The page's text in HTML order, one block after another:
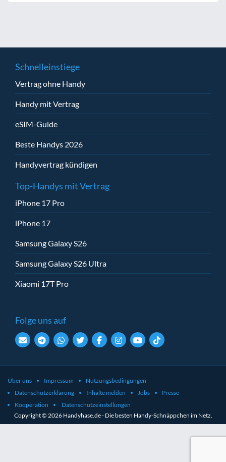
Schnelleinstiege
Vertrag ohne Handy
Handy mit Vertrag
eSIM-Guide
Beste Handys 2026
Handyvertrag kündigen
Top-Handys mit Vertrag
iPhone 17 Pro
iPhone 17
Samsung Galaxy S26
Samsung Galaxy S26 Ultra
Xiaomi 17T Pro
Folge uns auf
Über uns Impressum
Nutzungsbedingungen
Datenschutzerklärung
Inhalte melden Jobs
Presse
Kooperation
Datenschutzeinstellungen
Copyright © 2026 Handyhase.de - Die besten Handy-Schnäppchen im Netz.